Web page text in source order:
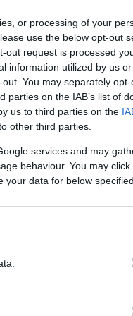
or processing of your
use the below opt-out
out request is processed
information utilized by us
You may separately
on the IAB’s list of
us to third parties on the
other third parties.
services and may
behaviour. You may
your data for below
του.
(2),
Αντίοχου,